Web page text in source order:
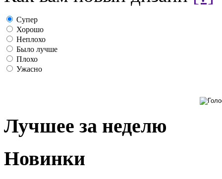
Супер
Хорошо
Неплохо
Было лучше
Плохо
Ужасно
Лучшее за неделю
Новинки